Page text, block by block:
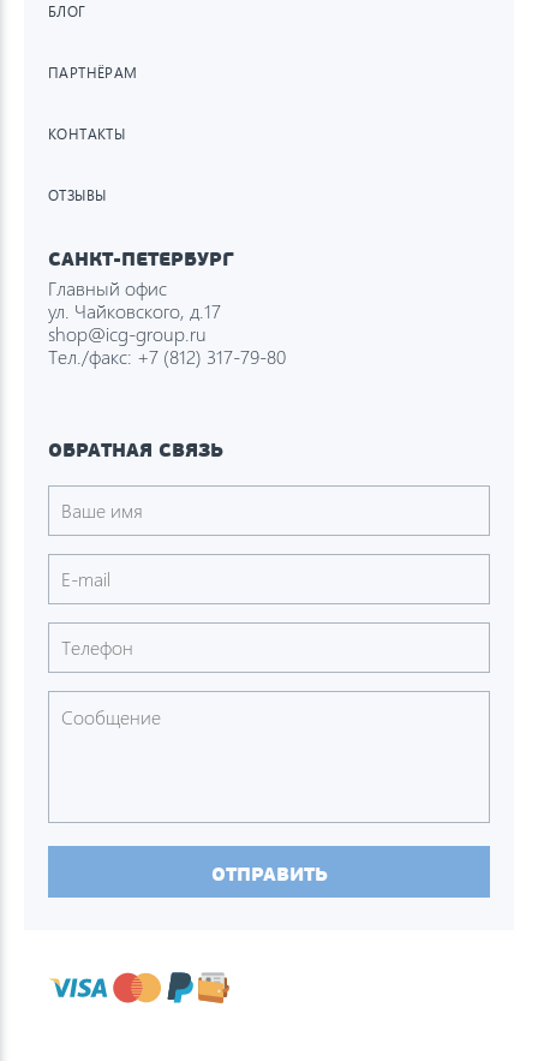
БЛОГ
ПАРТНЁРАМ
КОНТАКТЫ
ОТЗЫВЫ
САНКТ-ПЕТЕРБУРГ
Главный офис
ул. Чайковского, д.17
shop@icg-group.ru
Тел./факс: +7 (812) 317-79-80
ОБРАТНАЯ СВЯЗЬ
ОТПРАВИТЬ